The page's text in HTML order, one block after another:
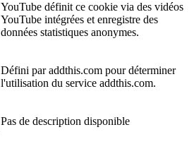
YouTube définit ce cookie via des vidéos
YouTube intégrées et enregistre des
données statistiques anonymes.
Défini par addthis.com pour déterminer
l'utilisation du service addthis.com.
Pas de description disponible